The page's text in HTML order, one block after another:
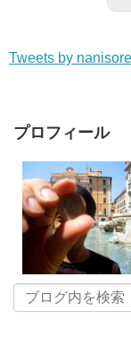
Tweets by
プロフィール